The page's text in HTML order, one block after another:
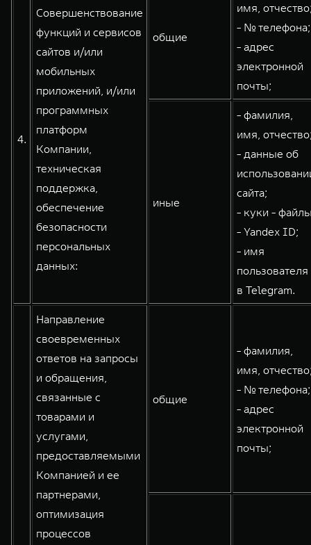
4.
Совершенствование
функций и сервисов
сайтов и/или
мобильных
приложений, и/или
программных
платформ
Компании,
техническая
поддержка,
обеспечение
безопасности
персональных
данных:
общие
имя,
- № телефона;
- адрес
электронной
почты;
иные
- фамилия,
имя,
- данные об
сайта;
- куки -
- Yandex ID;
- имя
пользователя
в Telegram.
Направление
своевременных
ответов на запросы
и обращения,
связанные с
товарами и
услугами,
предоставляемыми
Компанией и ее
партнерами,
оптимизация
процессов
общие
- фамилия,
имя,
- № телефона;
- адрес
электронной
почты;